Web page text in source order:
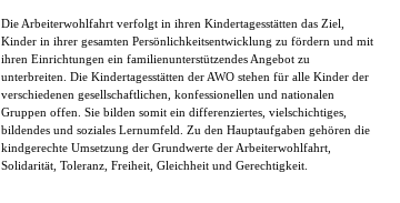
Die Arbeiterwohlfahrt verfolgt in ihren Kindertagesstätten das Ziel,
Kinder in ihrer gesamten Persönlichkeitsentwicklung zu fördern und mit
ihren Einrichtungen ein familienunterstützendes Angebot zu
unterbreiten. Die Kindertagesstätten der AWO stehen für alle Kinder der
verschiedenen gesellschaftlichen, konfessionellen und nationalen
Gruppen offen. Sie bilden somit ein differenziertes, vielschichtiges,
bildendes und soziales Lernumfeld. Zu den Hauptaufgaben gehören die
kindgerechte Umsetzung der Grundwerte der Arbeiterwohlfahrt,
Solidarität, Toleranz, Freiheit, Gleichheit und Gerechtigkeit.